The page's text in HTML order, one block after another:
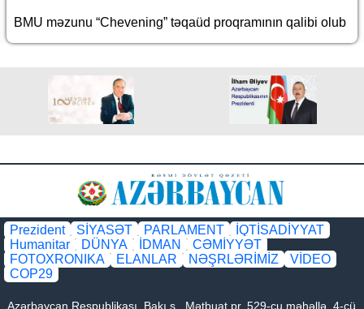
BMU məzunu “Chevening” təqaüd proqramının qalibi olub
Prezident SİYASƏT PARLAMENT
İQTİSADİYYAT
Humanitar
DÜNYA İDMAN
CƏMİYYƏT
FOTOXRONIKA
ELANLAR NƏŞRLƏRİMİZ
VİDEO
COP29
Azərbaycan Respublikası, Bakı ş., Mətbuat pr. 529-cu məhəllə, 4-cü